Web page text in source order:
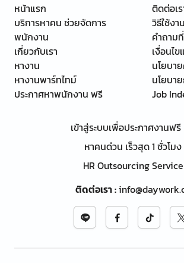
หน้าแรก
บริการหาคน ช่วยจัดการ
พนักงาน
เกี่ยวกับเรา
หางาน
หางานพาร์ทไทม์
ประกาศหาพนักงาน ฟรี
ติดต่อเร
วิธีใช้งาน
คำถาม
เงื่อนไ
นโยบา
นโยบา
Job
เข้าสู่ระบบเพื่อประกาศงานฟรี
หาคนด่วน เร็วสุด 1 ชั่วโมง
HR Outsourcing Service
ติดต่อเรา: